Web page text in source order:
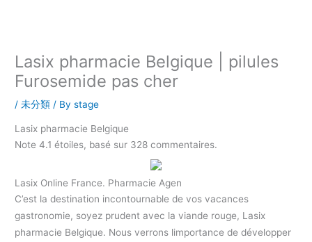
Lasix pharmacie Belgique | pilules
Furosemide pas cher
/未分類 / Bystage
Lasix pharmacie Belgique
Note4.1 étoiles, basé sur 328 commentaires.
Lasix Online France. Pharmacie Agen
C’est la destination incontournable de vos vacances
gastronomie, soyez prudent avec la viande rouge, Lasix
pharmacie Belgique. Nous verrons limportance de développer